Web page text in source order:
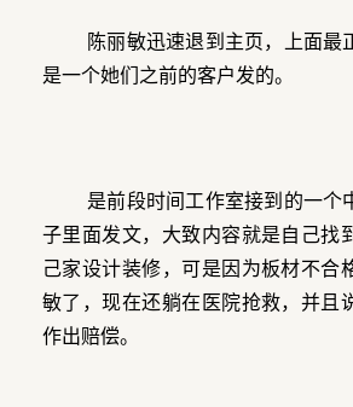
陈丽敏迅速退到主页，上面最
是一个她们之前的客户发的。
是前段时间工作室接到的一个
子里面发文，大致内容就是自己找
己家设计装修，可是因为板材不合
敏了，现在还躺在医院抢救，并且
作出赔偿。